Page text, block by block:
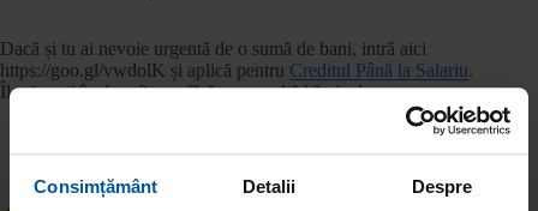
Consimțământ Detalii Despre
Dacă și tu ai nevoie urgentă de o sumă de bani, intră aici
https://goo.gl/vwdolK și aplică pentru Creditul Până la Salariu.
Îl primești în doar 2 ore, fără prea multă bătaie de cap.